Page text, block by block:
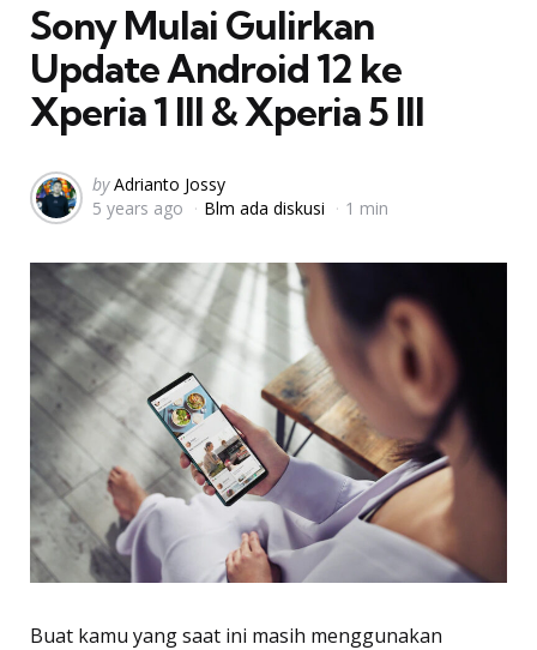
Sony Mulai Gulirkan
Update Android 12 ke
Xperia 1 III & Xperia 5 III
Posted
by
by Adrianto Jossy
5 years ago
Blm ada diskusi 1 min
Buat kamu yang saat ini masih menggunakan